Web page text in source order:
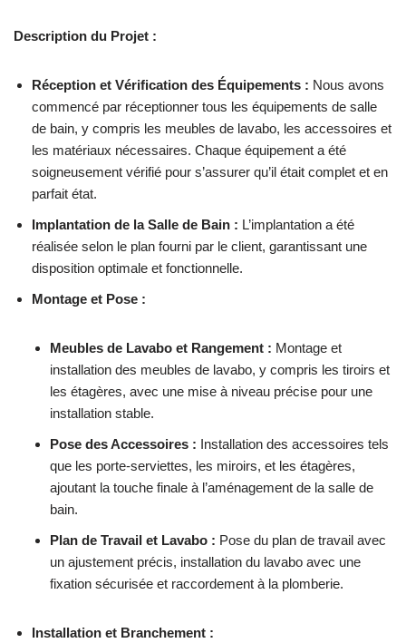
Description du Projet :
Réception et Vérification des Équipements : Nous avons
commencé par réceptionner tous les équipements de salle
de bain, y compris les meubles de lavabo, les accessoires et
les matériaux nécessaires. Chaque équipement a été
soigneusement vérifié pour s’assurer qu’il était complet et en
parfait état.
Implantation de la Salle de Bain : L’implantation a été
réalisée selon le plan fourni par le client, garantissant une
disposition optimale et fonctionnelle.
Montage et Pose :
Meubles de Lavabo et Rangement : Montage et
installation des meubles de lavabo, y compris les tiroirs et
les étagères, avec une mise à niveau précise pour une
installation stable.
Pose des Accessoires : Installation des accessoires tels
que les porte-serviettes, les miroirs, et les étagères,
ajoutant la touche finale à l’aménagement de la salle de
bain.
Plan de Travail et Lavabo : Pose du plan de travail avec
un ajustement précis, installation du lavabo avec une
fixation sécurisée et raccordement à la plomberie.
Installation et Branchement :